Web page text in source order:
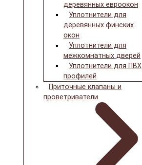
деревянных евроокон
Уплотнители для
деревянных финских
окон
Уплотнители для
межкомнатных дверей
Уплотнители для ПВХ
профилей
Приточные клапаны и
проветриватели